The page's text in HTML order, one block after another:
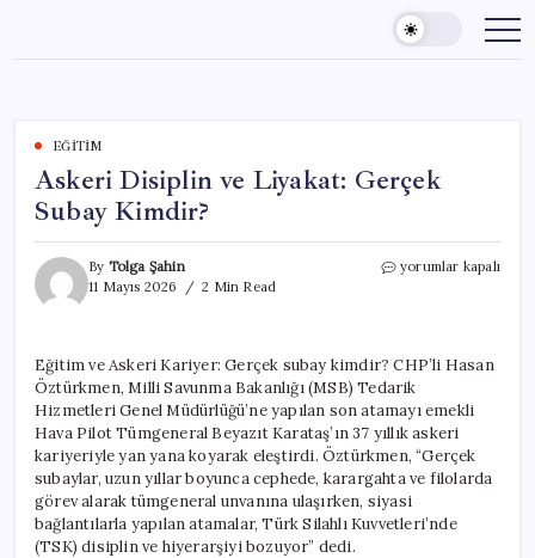
content
EĞITIM
Askeri Disiplin ve Liyakat: Gerçek
Subay Kimdir?
By Tolga Şahin
11 Mayıs 2026
2 Min Read
Askeri
Subay
Kimdir?
için
yorumlar kapalı
Eğitim ve Askeri Kariyer: Gerçek subay kimdir? CHP’li Hasan
Öztürkmen, Milli Savunma Bakanlığı (MSB) Tedarik
Hizmetleri Genel Müdürlüğü’ne yapılan son atamayı emekli
Hava Pilot Tümgeneral Beyazıt Karataş’ın 37 yıllık askeri
kariyeriyle yan yana koyarak eleştirdi. Öztürkmen, “Gerçek
subaylar, uzun yıllar boyunca cephede, karargahta ve filolarda
görev alarak tümgeneral unvanına ulaşırken, siyasi
bağlantılarla yapılan atamalar, Türk Silahlı Kuvvetleri’nde
(TSK) disiplin ve hiyerarşiyi bozuyor” dedi.